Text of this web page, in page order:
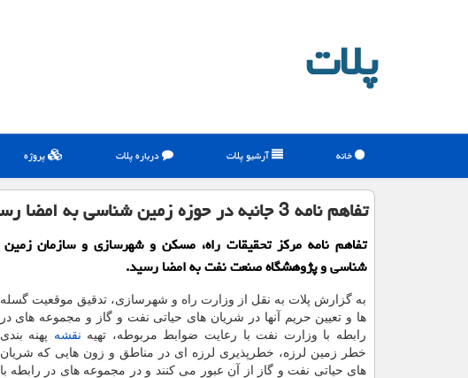
پلات
خانه آرشیو پلات درباره پلات پروژه
تفاهم نامه 3 جانبه در حوزه زمین شناسی به امضا رسید
تفاهم نامه مرکز تحقیقات راه، مسکن و شهرسازی و سازمان زمین
شناسی و پژوهشگاه صنعت نفت به امضا رسید.
به گزارش پلات به نقل از وزارت راه و شهرسازی، تدقیق موقعیت گسله
ها و تعیین حریم آنها در شریان های حیاتی نفت و گاز و مجموعه های در
رابطه با وزارت نفت با رعایت ضوابط مربوطه، تهیه نقشه پهنه بندی
خطر زمین لرزه، خطرپذیری لرزه ای در مناطق و زون هایی که شریان
های حیاتی نفت و گاز از آن عبور می کنند و در مجموعه های در رابطه با